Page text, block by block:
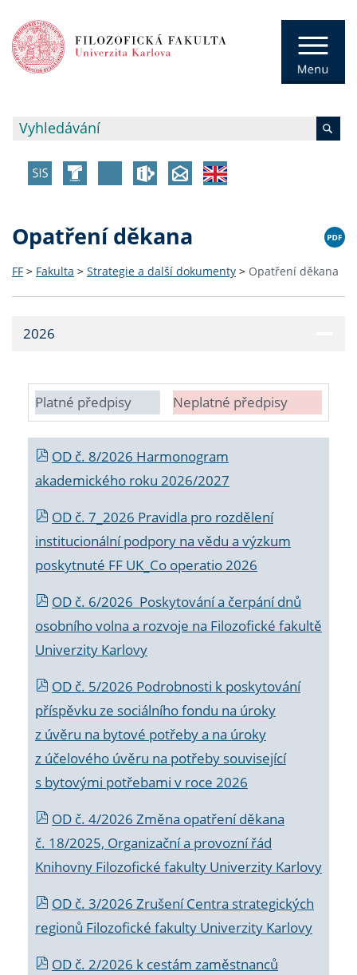
Opatření děkana
FF > Fakulta > Strategie a další dokumenty > Opatření děkana
2026
Platné předpisy Neplatné předpisy
OD č. 8/2026 Harmonogram
akademického roku 2026/2027
OD č. 7_2026 Pravidla pro rozdělení
institucionální podpory na vědu a výzkum
poskytnuté FF UK_Co operatio 2026
OD č. 6/2026 Poskytování a čerpání dnů
osobního volna a rozvoje na Filozofické fakultě
Univerzity Karlovy
OD č. 5/2026 Podrobnosti k poskytování
příspěvku ze sociálního fondu na úroky
z úvěru na bytové potřeby a na úroky
z účelového úvěru na potřeby související
s bytovými potřebami v roce 2026
OD č. 4/2026 Změna opatření děkana
č. 18/2025, Organizační a provozní řád
Knihovny Filozofické fakulty Univerzity Karlovy
OD č. 3/2026 Zrušení Centra strategických
regionů Filozofické fakulty Univerzity Karlovy
OD č. 2/2026 k cestám zaměstnanců